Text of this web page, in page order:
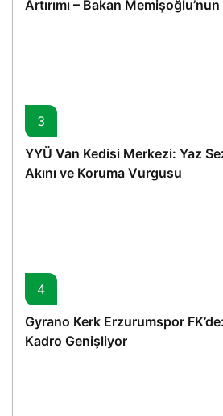
Artırımı – Bakan
3
YYÜ Van Kedisi Merkezi: Yaz
Akını ve Koruma Vurgusu
4
Gyrano Kerk Erzurumspor
Kadro Genişliyor